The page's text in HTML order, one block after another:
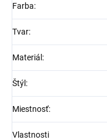
Farba:
Tvar:
Materiál :
Štýl :
Miestnosť:
Vlastnosti